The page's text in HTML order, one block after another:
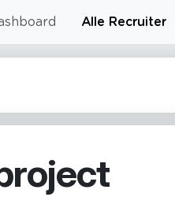
Alle Recruiter